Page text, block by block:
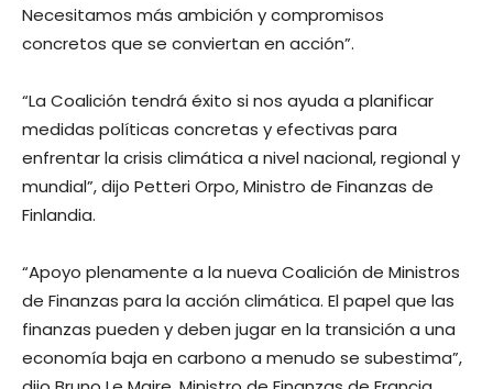
Necesitamos más ambición y compromisos
concretos que se conviertan en acción”.
“La Coalición tendrá éxito si nos ayuda a planificar
medidas políticas concretas y efectivas para
enfrentar la crisis climática a nivel nacional, regional y
mundial”, dijo Petteri Orpo, Ministro de Finanzas de
Finlandia.
“Apoyo plenamente a la nueva Coalición de Ministros
de Finanzas para la acción climática. El papel que las
finanzas pueden y deben jugar en la transición a una
economía baja en carbono a menudo se subestima”,